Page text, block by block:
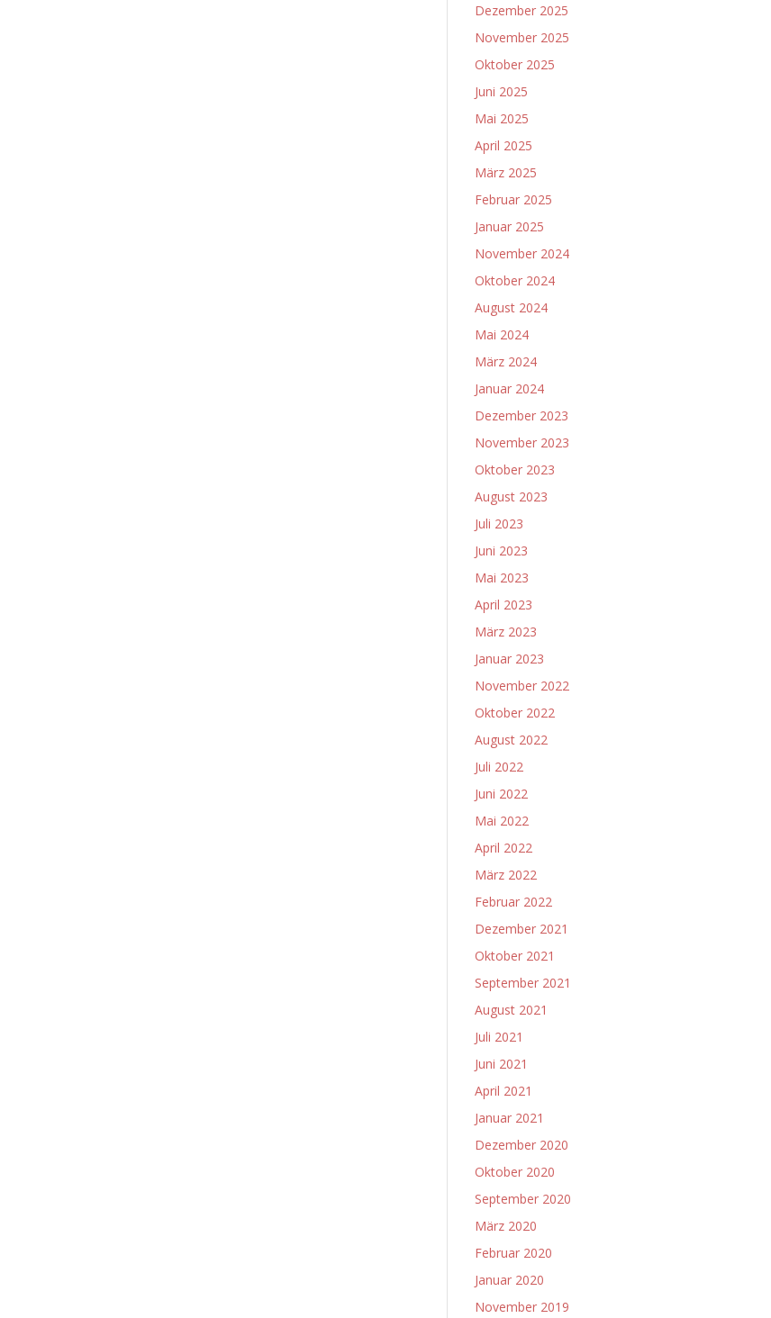
Dezember 2025
November 2025
Oktober 2025
Juni 2025
Mai 2025
April 2025
März 2025
Februar 2025
Januar 2025
November 2024
Oktober 2024
August 2024
Mai 2024
März 2024
Januar 2024
Dezember 2023
November 2023
Oktober 2023
August 2023
Juli 2023
Juni 2023
Mai 2023
April 2023
März 2023
Januar 2023
November 2022
Oktober 2022
August 2022
Juli 2022
Juni 2022
Mai 2022
April 2022
März 2022
Februar 2022
Dezember 2021
Oktober 2021
September 2021
August 2021
Juli 2021
Juni 2021
April 2021
Januar 2021
Dezember 2020
Oktober 2020
September 2020
März 2020
Februar 2020
Januar 2020
November 2019